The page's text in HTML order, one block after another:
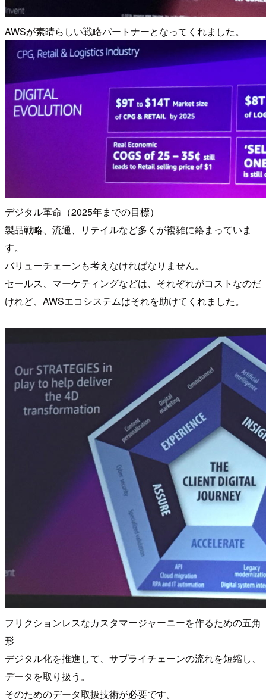
AWSが素晴らしい戦略パートナーとなってくれました。
デジタル革命（2025年までの目標）
製品戦略、流通、リテイルなど多くが複雑に絡まっていま
す。
バリューチェーンも考えなければなりません。
セールス、マーケティングなどは、それぞれがコストなのだ
けれど、AWSエコシステムはそれを助けてくれました。
フリクションレスなカスタマージャーニーを作るための五角
形
デジタル化を推進して、サプライチェーンの流れを短縮し、
データを取り扱う。
そのためのデータ取扱技術が必要です。